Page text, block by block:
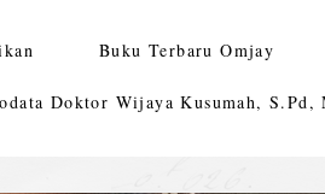
Buku Terbaru Omjay
Doktor Wijaya Kusumah,